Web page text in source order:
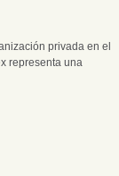
privada en el
representa una